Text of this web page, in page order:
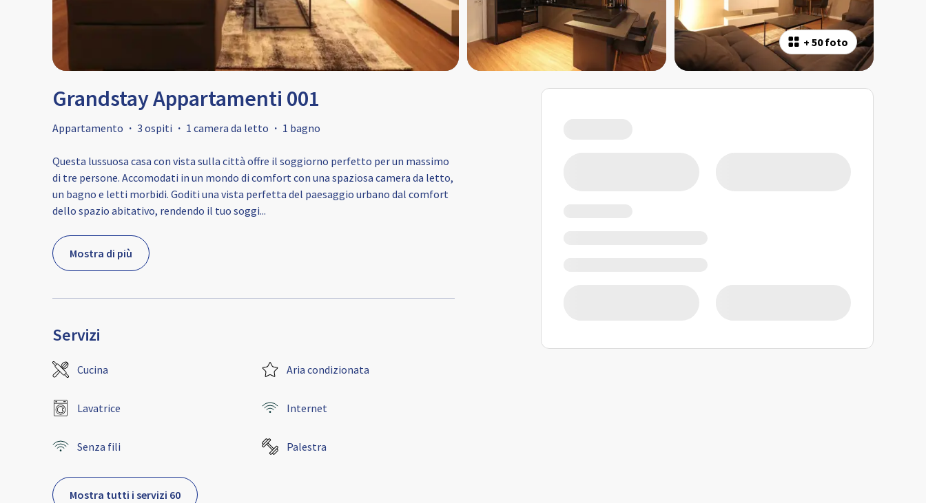
+ 50 foto
Grandstay Appartamenti 001
Appartamento · 3 ospiti · 1 camera da letto · 1 bagno
Questa lussuosa casa con vista sulla città offre il soggiorno perfetto per un massimo
di tre persone. Accomodati in un mondo di comfort con una spaziosa camera da letto,
un bagno e letti morbidi. Goditi una vista perfetta del paesaggio urbano dal comfort
dello spazio abitativo, rendendo il tuo soggi...
Mostra di più
Servizi
Cucina Aria condizionata
Lavatrice Internet
Senza fili Palestra
Mostra tutti i servizi 60